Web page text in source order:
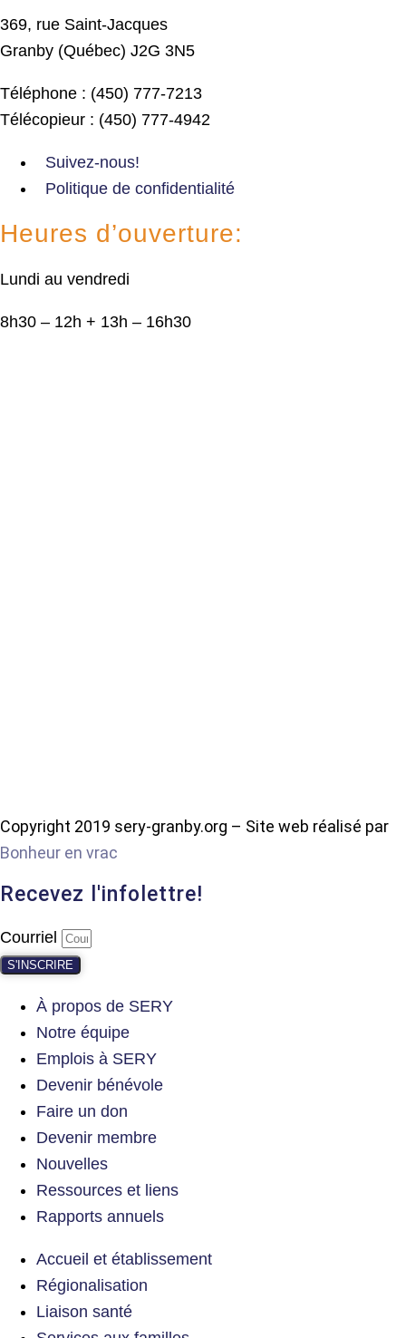
369, rue Saint-Jacques
Granby (Québec) J2G 3N5
Téléphone : (450) 777-7213
Télécopieur : (450) 777-4942
Suivez-nous!
Politique de confidentialité
Heures d’ouverture:
Lundi au vendredi
8h30 – 12h + 13h – 16h30
Copyright 2019 sery-granby.org – Site web réalisé par
Bonheur en vrac
Recevez l'infolettre!
Courriel
S'INSCRIRE
À propos de SERY
Notre équipe
Emplois à SERY
Devenir bénévole
Faire un don
Devenir membre
Nouvelles
Ressources et liens
Rapports annuels
Accueil et établissement
Régionalisation
Liaison santé